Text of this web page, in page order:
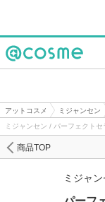
アットコスメ ミジャンセン
ミジャンセン / パーフェクト
商品TOP
ミジャ